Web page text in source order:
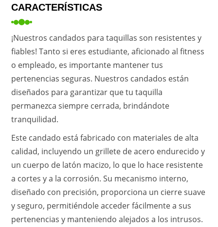
CARACTERÍSTICAS
¡Nuestros candados para taquillas son resistentes y
fiables! Tanto si eres estudiante, aficionado al fitness
o empleado, es importante mantener tus
pertenencias seguras. Nuestros candados están
diseñados para garantizar que tu taquilla
permanezca siempre cerrada, brindándote
tranquilidad.
Este candado está fabricado con materiales de alta
calidad, incluyendo un grillete de acero endurecido y
un cuerpo de latón macizo, lo que lo hace resistente
a cortes y a la corrosión. Su mecanismo interno,
diseñado con precisión, proporciona un cierre suave
y seguro, permitiéndole acceder fácilmente a sus
pertenencias y manteniendo alejados a los intrusos.